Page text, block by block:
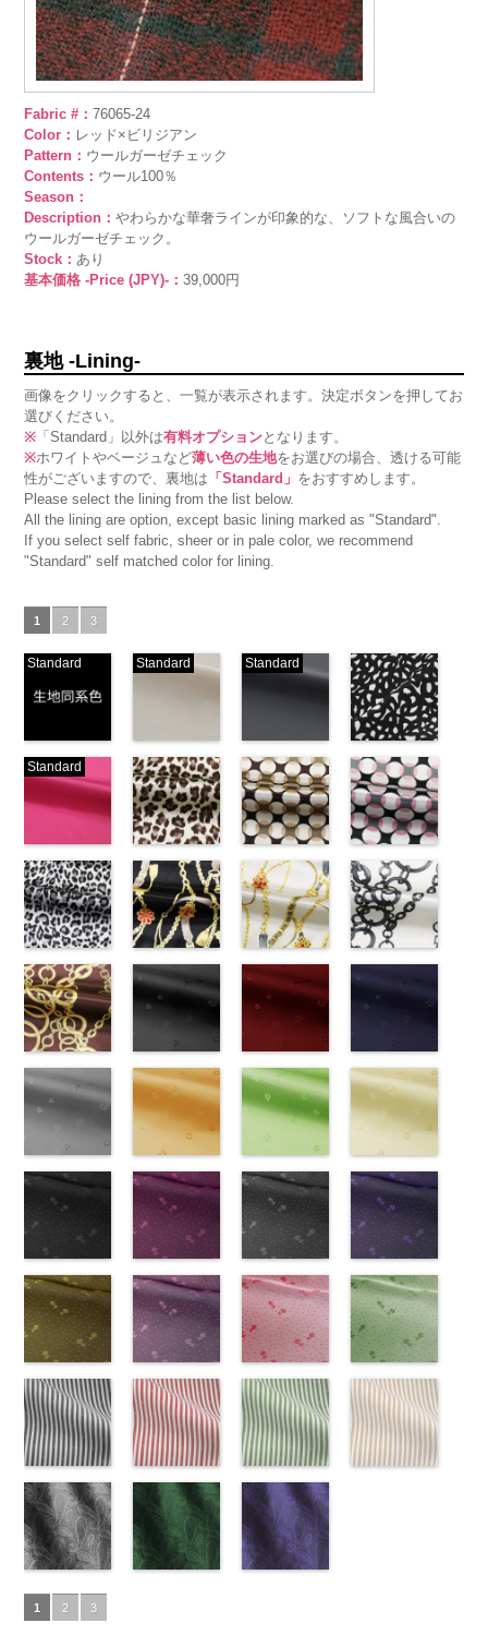
Fabric #：76065-24
Color： レッド×ビリジアン
Pattern： ウールガーゼチェック
Contents： ウール100％
Season：
Description：やわらかな華奢ラインが印象的な、ソフトな風合いの
ウールガーゼチェック。
Stock：あり
基本価格 -Price (JPY)-：39,000円
裏地 -Lining-
画像をクリックすると、一覧が表示されます。決定ボタンを押してお
選びください。
※ 「Standard」以外は有料オプションとなります。
※ホワイトやベージュなど薄い色の生地をお選びの場合、透ける可能
性がございますので、裏地は 「Standard」 をおすすめします。
Please select the lining from the list below.
All the lining are option, except basic lining marked as "Standard".
If you select self fabric, sheer or in pale color, we recommend
"Standard" self matched color for lining.
1 2 3
(-/TK)
http://www.anys.co.jp/wp-
content/uploads/2013/04/jpg
ステル100％
CHARALIST、
d.、
DOLCELABY、
JEANNE、
LUNAMARY、
LUNAMARY
ラージサイ
Macolina、
NUDE、
pinkywolman
Standard
(221/OT)
http://www.anys.co.jp/wp-
content/uploads/2013/04/221.jpg
221 ベージュ
ステル100％
CHARALIST、
d.、
DOLCELABY、
JEANNE、
LUNAMARY、
LUNAMARY
ラージサイ
Macolina、
NUDE、
pinkywolman
Standard
(19/OT)
http://www.anys.co.jp/wp-
content/uploads/2013/02/19.jpg
19 ブラック
ステル100％
CHARALIST、
d.、
DOLCELABY、
JEANNE、
LUNAMARY、
LUNAMARY
ラージサイ
Macolina、
NUDE、
pinkywolman
Standard
ワイト模様
(KKP3601-
24-C)
http://
24-c.jpg
KKP3601-24-
C ブラック×
ホワイト
テル100％
DOLCELABY、
FairyRose
(777/OT)
http://www.anys.co.jp/wp-
content/uploads/2013/08/777.jpg
777 ピンク
ステル100％
CHARALIST、
d.、
DOLCELABY、
JEANNE、
LUNAMARY、
LUNAMARY
ラージサイ
Macolina、
NUDE、
pinkywolman
Standard
ブラウン
(KKP1092-
55-B/UN)
http://www.anys.co.jp/wp-
55-b.jpg
KKP1092-55-
ブラウン
レオパード柄
100％
DOLCELABY
6000
柄ベージュ
(KKP1092-
93-C/UN)
http://www.anys.co.jp/wp-
93-c.jpg
KKP1092-93-
ベージュ
幾何学ドット
テル100％
DOLCELABY
柄ピンク
(KKP1092-
93-D/UN)
http://
93-d.jpg
KKP1092-93-
ピンク
100％
DOLCELABY
グレー
(KKP1092-
55-C/UN)
http://www.anys.co.jp/wp-
55-c.jpg
KKP1092-55-
グレー
オパード柄
100％
DOLCELABY
6000
ト柄ブラック
(KKP1092-
137-D/UN)
http://www.anys.co.jp/wp-
137-d.jpg
KKP1092-
137-D ブラッ
チェーン
リエステル
100％
DOLCELABY
6000
ト柄ホワイト
(KKP1092-
137-A/UN)
http://www.anys.co.jp/wp-
137-a.jpg
KKP1092-
ホワイ
チェーン
リエステル
100％
DOLCELABY
6000
ワイト
(KKP2090-
145-A/UN)
145-a.jpg
KKP2090-
ホワイ
チェーン
テル100％
DOLCELABY
6000
ラウン
(KKP21090-
145-B/UN)
http://www.anys.co.jp/wp-
145-b.jpg
KKP2090-
145-B
ブラウ
チェーン
テル100％
DOLCELABY
6000
(AK203-
55/LT)
http://www.anys.co.jp/wp-
content/uploads/2013/05/ak203-
AK203-55 ブ
ラック
花柄
キュプラ
100％
FairyRose
6000
(AK203-
51/LT)
http://www.anys.co.jp/wp-
content/uploads/2013/05/ak203-
AK203-51 レ
ッド
花柄
キ
ュプラ100％
DOLCELABY、
6000
(AK203-
50/LT)
http://
content/uploads/
AK203-50 ネ
イビー
キュプラ
100％
FairyRose
6000
(AK203-
31/LT)
http://www.anys.co.jp/wp-
content/uploads/2013/05/ak203-
AK203-31 グ
レー 花柄 キ
ュプラ100％
DOLCELABY、
6000
(AK203-
29/LT)
http://www.anys.co.jp/wp-
content/uploads/2013/05/ak203-
AK203-29 オ
レンジ
花柄
キュプラ
100％
FairyRose
6000
(AK203-
27/LT)
http://www.anys.co.jp/wp-
content/uploads/2013/05/ak203-
AK203-27 グ
リーン 花柄
キュプラ
100％
FairyRose
6000
(AK203-
11/LT)
http://
content/uploads/
11 ベージュ
花柄 キュプ
ラ100％
DOLCELABY、
6000
ラック
(AK201-
55/LT)
http://www.anys.co.jp/wp-
55.jpg
AK201-55 ブ
ラック 花柄
ドット キュ
DOLCELABY、
FairyRose
6000
ンク(AK201-
53/LT)
http://www.anys.co.jp/wp-
content/uploads/2013/05/ak201-
AK201-53 ピ
ンク 花柄ド
ット キュプ
ラ100％
FairyRose
6000
レー(AK201-
52/LT)
http://www.anys.co.jp/wp-
content/uploads/2013/04/ak201-
AK201-52 グ
レー 花柄ド
ット キュプ
ラ100％
FairyRose
6000
イビー
(AK201-
50/LT)
http://
50.jpg
AK201-50 ネ
イビー 花柄
ドット キュ
エロー
(AK201-
34/LT)
http://www.anys.co.jp/wp-
34.jpg
AK201-34 イ
エロー 花柄
ドット キュ
DOLCELABY、
FairyRose
ープル
(AK201-
33/LT)
http://www.anys.co.jp/wp-
33.jpg
AK201-33 パ
ープル 花柄
ドット
キュ
ッド(AK201-
29/LT)
http://www.anys.co.jp/wp-
content/uploads/2013/04/ak201-
AK201-29 レ
ッド 花柄ド
ット キュプ
ラ100％
リーン
(AK201-
27/LT)
http://
ライプブラッ
ク(AKL5300-
5/LT)
http://www.anys.co.jp/wp-
5.jpg
AKL5300-5
ライプレッド
(AKL5300-
4/LT)
http://www.anys.co.jp/wp-
ライプグリー
ン(AKL5300-
3/LT)
http://www.anys.co.jp/wp-
グレー
(AK105-
1 2 3